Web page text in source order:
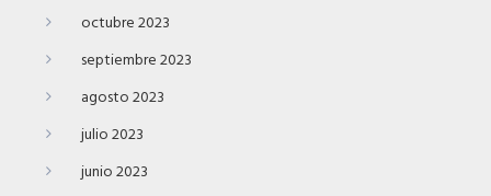
octubre 2023
septiembre 2023
agosto 2023
julio 2023
junio 2023